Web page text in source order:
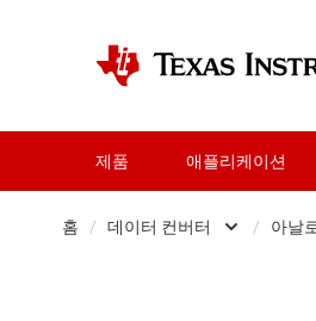
제품 애플리케이션
홈 / 데이터 컨버터 / 아날